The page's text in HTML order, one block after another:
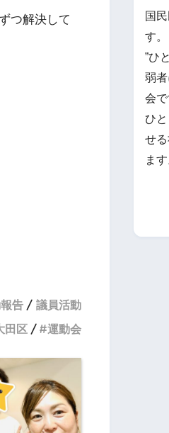
つ解決して
告
議員活動
田区 運動会
国
す。
”ひ
弱
会で
ひ
せ
ます